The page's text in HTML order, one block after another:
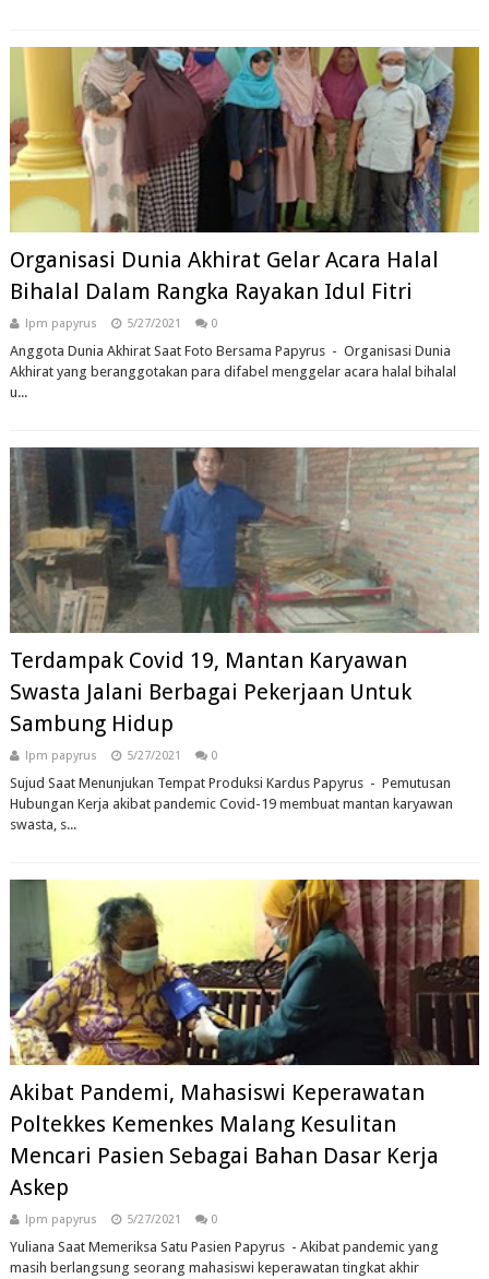
Organisasi Dunia Akhirat Gelar Acara Halal
Bihalal Dalam Rangka Rayakan Idul Fitri
lpm papyrus 5/27/2021 0
Anggota Dunia Akhirat Saat Foto Bersama Papyrus - Organisasi Dunia
Akhirat yang beranggotakan para difabel menggelar acara halal bihalal
u...
Terdampak Covid 19, Mantan Karyawan
Swasta Jalani Berbagai Pekerjaan Untuk
Sambung Hidup
lpm papyrus 5/27/2021 0
Sujud Saat Menunjukan Tempat Produksi Kardus Papyrus - Pemutusan
Hubungan Kerja akibat pandemic Covid-19 membuat mantan karyawan
swasta, s...
Akibat Pandemi, Mahasiswi Keperawatan
Poltekkes Kemenkes Malang Kesulitan
Mencari Pasien Sebagai Bahan Dasar Kerja
Askep
lpm papyrus 5/27/2021 0
Yuliana Saat Memeriksa Satu Pasien Papyrus - Akibat pandemic yang
masih berlangsung seorang mahasiswi keperawatan tingkat akhir